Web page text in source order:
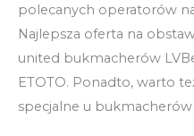
polecanych operatorów
Najlepsza oferta na
united bukmacherów
ETOTO. Ponadto, warto
specjalne u bukmacherów